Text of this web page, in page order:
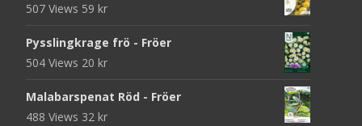
507 Views 59 kr
Pysslingkrage frö - Fröer
504 Views 20 kr
Malabarspenat Röd - Fröer
488 Views 32 kr